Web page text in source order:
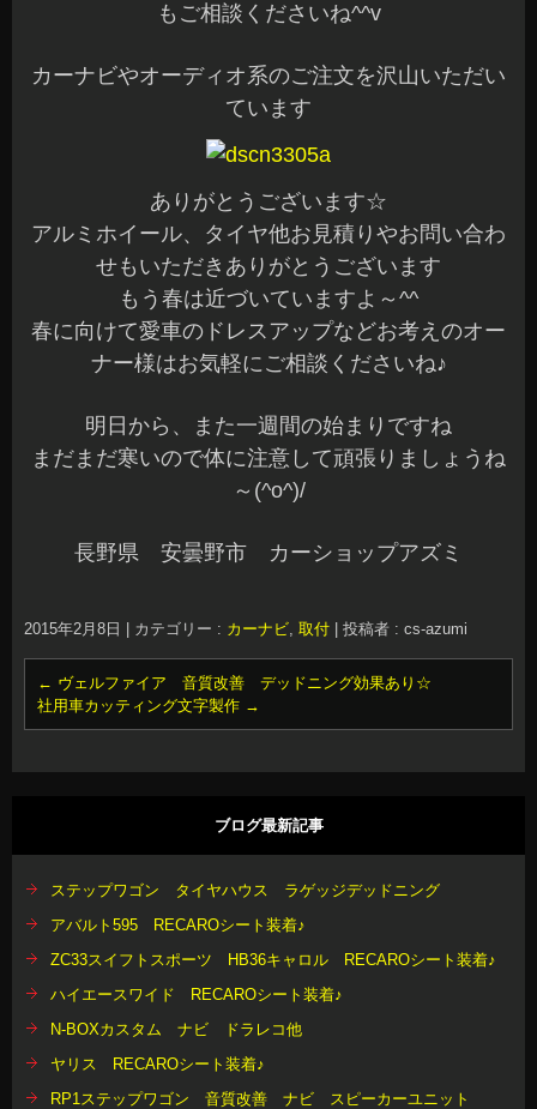
もご相談くださいね^^v
カーナビやオーディオ系のご注文を沢山いただい
ています
ありがとうございます☆
アルミホイール、タイヤ他お見積りやお問い合わ
せもいただきありがとうございます
もう春は近づいていますよ～^^
春に向けて愛車のドレスアップなどお考えのオー
ナー様はお気軽にご相談くださいね♪
明日から、また一週間の始まりですね
まだまだ寒いので体に注意して頑張りましょうね
～(^o^)/
長野県 安曇野市 カーショップアズミ
2015年2月8日 カテゴリー : カーナビ, 取付 投稿者 : cs-azumi
← ヴェルファイア 音質改善 デッドニング効果あり☆
社用車カッティング文字製作 →
ブログ最新記事
ステップワゴン タイヤハウス ラゲッジデッドニング
アバルト595 RECAROシート装着♪
ZC33スイフトスポーツ HB36キャロル RECAROシート装着♪
ハイエースワイド RECAROシート装着♪
N-BOXカスタム ナビ ドラレコ他
ヤリス RECAROシート装着♪
RP1ステップワゴン 音質改善 ナビ スピーカーユニット